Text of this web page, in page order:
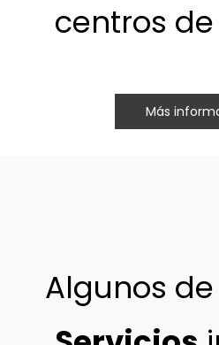
centros
Más
Algunos